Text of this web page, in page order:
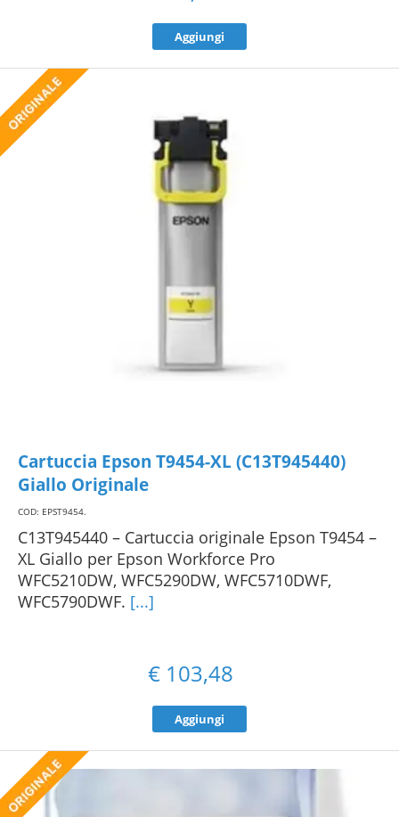
Aggiungi
Cartuccia Epson T9454-XL (C13T945440)
Giallo Originale
COD: EPST9454.
C13T945440 – Cartuccia originale Epson T9454 –
XL Giallo per Epson Workforce Pro
WFC5210DW, WFC5290DW, WFC5710DWF,
WFC5790DWF. [...]
€ 103,48
Aggiungi